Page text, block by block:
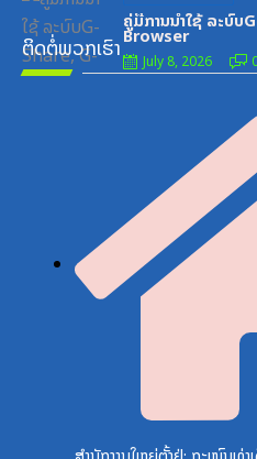
ຄູ່ມືການນຳໃຊ້ ລະບົບ
Browser
on
July 8, 2026
ຕິດຕໍ່ພວກເຮົາ